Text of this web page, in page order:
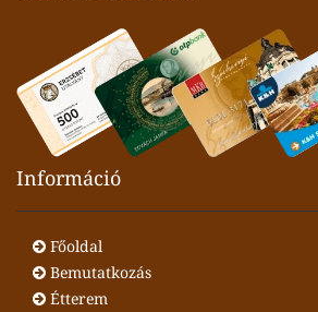
Információ
Főoldal
Bemutatkozás
Étterem